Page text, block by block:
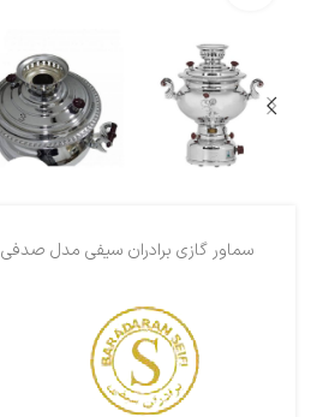
سماور گازی برادران سیفی مدل صدفی 15 لیتر